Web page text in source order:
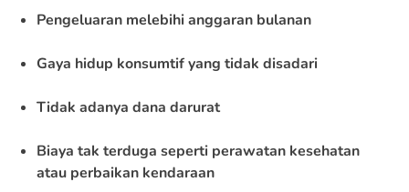
Pengeluaran melebihi anggaran bulanan
Gaya hidup konsumtif yang tidak disadari
Tidak adanya dana darurat
Biaya tak terduga seperti perawatan kesehatan
atau perbaikan kendaraan